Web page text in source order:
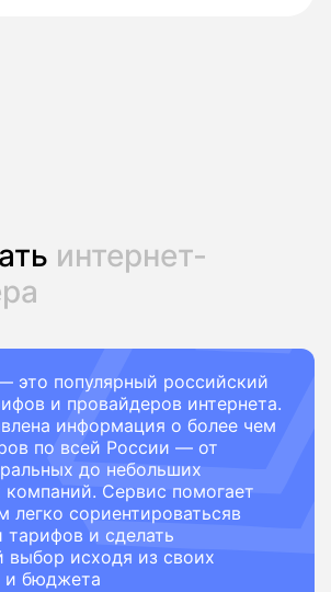
интернет-
это популярный российский
и провайдеров интернета.
информация о более чем
по всей России — от
до небольших
компаний. Сервис помогает
легко сориентироватьсяв
тарифов и сделать
выбор исходя из своих
и бюджета